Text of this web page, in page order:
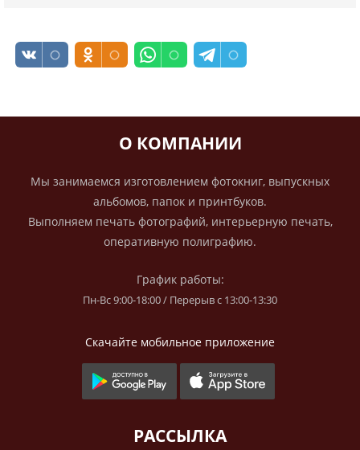
О КОМПАНИИ
Мы занимаемся изготовлением фотокниг, выпускных
альбомов, папок и принтбуков.
Выполняем печать фотографий, интерьерную печать,
оперативную полиграфию.
График работы:
Пн-Вс 9:00-18:00 / Перерыв с 13:00-13:30
Скачайте мобильное приложение
РАССЫЛКА